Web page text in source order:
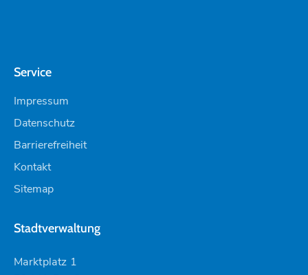
Service
Impressum
Datenschutz
Barrierefreiheit
Kontakt
Sitemap
Stadtverwaltung
Marktplatz 1